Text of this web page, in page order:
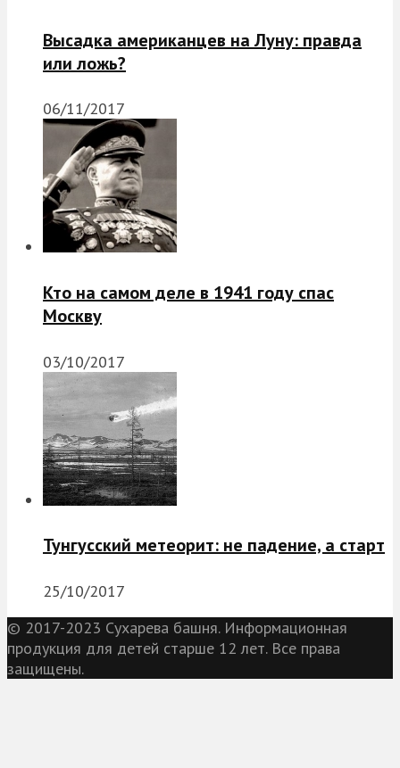
Высадка американцев на Луну: правда
или ложь?
06/11/2017
Кто на самом деле в 1941 году спас
Москву
03/10/2017
Тунгусский метеорит: не падение, а старт
25/10/2017
© 2017-2023 Сухарева башня. Информационная
продукция для детей старше 12 лет. Все права
защищены.